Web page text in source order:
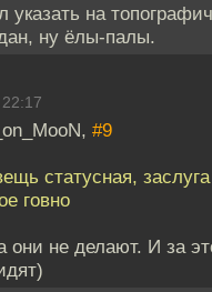
указать на
ну ёлы-палы.
#9
статусная,
говно
они не делают. И за